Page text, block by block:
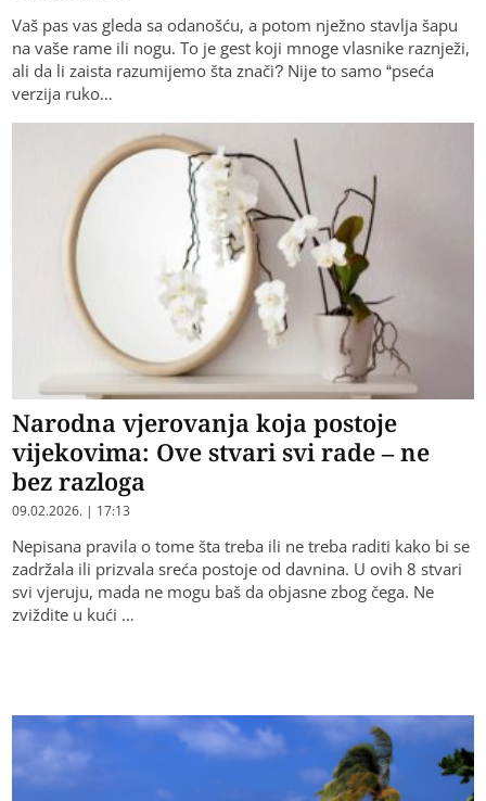
Vaš pas vas gleda sa odanošću, a potom nježno stavlja šapu
na vaše rame ili nogu. To je gest koji mnoge vlasnike raznježi,
ali da li zaista razumijemo šta znači? Nije to samo “pseća
verzija ruko…
Narodna vjerovanja koja postoje
vijekovima: Ove stvari svi rade – ne
bez razloga
09.02.2026. | 17:13
Nepisana pravila o tome šta treba ili ne treba raditi kako bi se
zadržala ili prizvala sreća postoje od davnina. U ovih 8 stvari
svi vjeruju, mada ne mogu baš da objasne zbog čega. Ne
zviždite u kući …